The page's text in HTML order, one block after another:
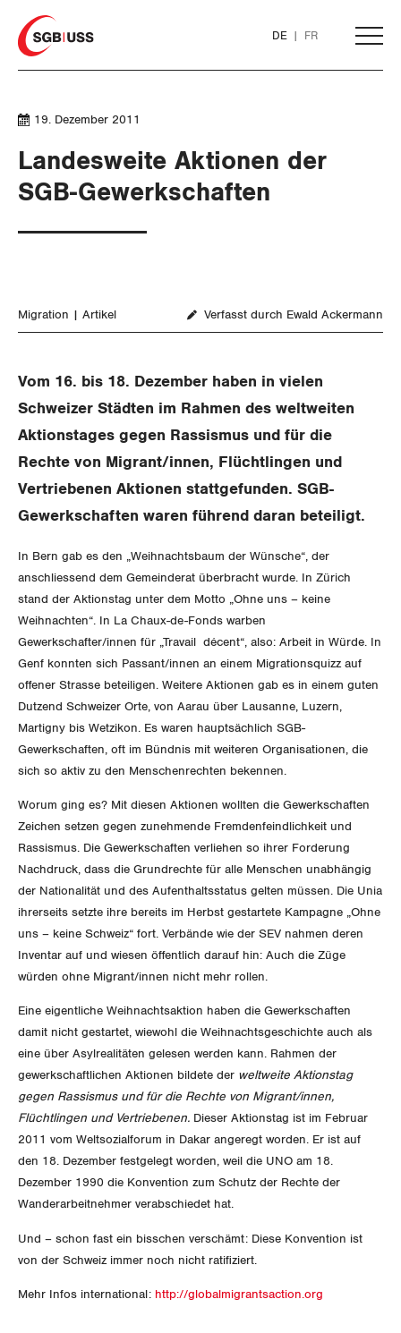
Home
DE FR
THEMEN
Flankierende Massnahmen und
Arbeitsrechte
Arbeitssicherheit und Gesundheitsschutz
Finanzen und Steuerpolitik
Aussenwirtschaft
SOZIALPOLITIK
Berufliche Vorsorge
Überbrückungsleistung
Invalidenversicherung
Unfallversicherung
Gesundheit
SERVICE PUBLIC
Verkehr
Post
Kommunikation und Medien
GLEICHSTELLUNG
Gleichstellung von Frauen und Männern
BILDUNG & JUGEND
GEWERKSCHAFTSPOLITIK
Schweiz
Landesstreik
SERVICE
NEWSLETTER
BROSCHÜREN/BÜCHER
DER SGB
WIR ÜBER UNS
Vorstand
Präsidialausschuss
Feministische Kommission
Jugendkommission
Migrationskommission
Queer-Kommission
Rentner:innen-Kommission
Aargau
Beide Basel
Bern
Freiburg
Genf
Glarus
Graubünden
AGENDA
Medien
Publikationen
Vernehmlassungen
Bücher/Broschüren
Blog
Blog Daniel Lampart
Der Europa-Blog
19. Dezember 2011
Landesweite Aktionen der
SGB-Gewerkschaften
Migration Artikel Verfasst durch Ewald Ackermann
Vom 16. bis 18. Dezember haben in vielen
Schweizer Städten im Rahmen des weltweiten
Aktionstages gegen Rassismus und für die
Rechte von Migrant/innen, Flüchtlingen und
Vertriebenen Aktionen stattgefunden. SGB-
Gewerkschaften waren führend daran beteiligt.
In Bern gab es den „Weihnachtsbaum der Wünsche“, der
anschliessend dem Gemeinderat überbracht wurde. In Zürich
stand der Aktionstag unter dem Motto „Ohne uns – keine
Weihnachten“. In La Chaux-de-Fonds warben
Gewerkschafter/innen für „Travail décent“, also: Arbeit in Würde. In
Genf konnten sich Passant/innen an einem Migrationsquizz auf
offener Strasse beteiligen. Weitere Aktionen gab es in einem guten
Dutzend Schweizer Orte, von Aarau über Lausanne, Luzern,
Martigny bis Wetzikon. Es waren hauptsächlich SGB-
Gewerkschaften, oft im Bündnis mit weiteren Organisationen, die
sich so aktiv zu den Menschenrechten bekennen.
Worum ging es? Mit diesen Aktionen wollten die Gewerkschaften
Zeichen setzen gegen zunehmende Fremdenfeindlichkeit und
Rassismus. Die Gewerkschaften verliehen so ihrer Forderung
Nachdruck, dass die Grundrechte für alle Menschen unabhängig
der Nationalität und des Aufenthaltsstatus gelten müssen. Die Unia
ihrerseits setzte ihre bereits im Herbst gestartete Kampagne „Ohne
uns – keine Schweiz“ fort. Verbände wie der SEV nahmen deren
Inventar auf und wiesen öffentlich darauf hin: Auch die Züge
würden ohne Migrant/innen nicht mehr rollen.
Eine eigentliche Weihnachtsaktion haben die Gewerkschaften
damit nicht gestartet, wiewohl die Weihnachtsgeschichte auch als
eine über Asylrealitäten gelesen werden kann. Rahmen der
gewerkschaftlichen Aktionen bildete der weltweite Aktionstag
gegen Rassismus und für die Rechte von Migrant/innen,
Flüchtlingen und Vertriebenen. Dieser Aktionstag ist im Februar
2011 vom Weltsozialforum in Dakar angeregt worden. Er ist auf
den 18. Dezember festgelegt worden, weil die UNO am 18.
Dezember 1990 die Konvention zum Schutz der Rechte der
Wanderarbeitnehmer verabschiedet hat.
Und – schon fast ein bisschen verschämt: Diese Konvention ist
von der Schweiz immer noch nicht ratifiziert.
Mehr Infos international: http://globalmigrantsaction.org